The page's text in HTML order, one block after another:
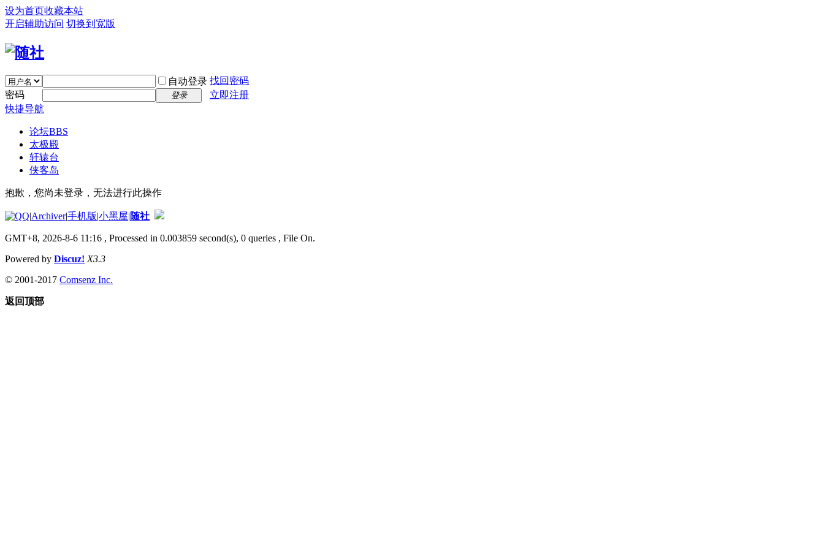
设为首页收藏本站
开启辅助访问 切换到宽版
自动登录 找回密码
密码
登录
立即注册
快捷导航
论坛BBS
太极殿
轩辕台
侠客岛
抱歉，您尚未登录，无法进行此操作
|Archiver|手机版|小黑屋|随社
GMT+8, 2026-8-6 11:16 , Processed in 0.003859 second(s), 0 queries , File On.
Powered by Discuz! X3.3
© 2001-2017 Comsenz Inc.
返回顶部